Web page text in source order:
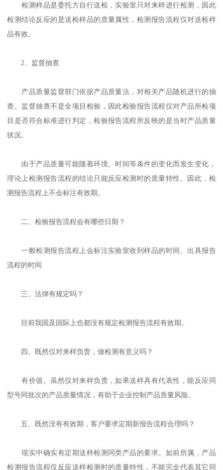
检测样品是委托方自行送检，实验室只对来样进行检测，因此
检测结论反应的是送检样品的质量属性，检测报告流程仅对送检样
品有效。
2、监督抽查
产品质量监督部门依据产品质量法，对相关产品随机进行的抽
查。监督抽查不是全项目检验，因此检验报告流程仅对产品所检项
目是否符合标准进行判定，检验报告流程所反映的是当时产品质量
状况。
由于产品质量可能随着环境、时间等条件的变化而发生变化，
理论上检测报告流程的结论只能反应检测时的质量特性。因此，检
测报告流程上不会标注有效期。
二、检验报告流程会有哪些日期？
一般检测报告流程上会标注实验室收到样品的时间、出具报告
流程的时间
三、法律有规定吗？
目前我国及国际上也都没有规定检测报告流程有效期。
四、既然仅对来样负责，做检测有意义吗？
有价值。虽然仅对来样负责，如果送样具有代表性，能反应同
型号同批次的产品质量情况，有助于企业控制产品质量风险。
五、既然没有有效期，客户要求定期新报告流程合理吗？
现实中确实有定期送样检测同类产品的要求。如前所属，产品
检测报告流程仅反应送样检测时的质量特性，不能完全代表其它同